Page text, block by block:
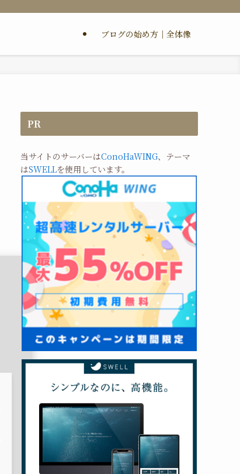
ブログの始め方｜全体像
PR
当サイトのサーバーはConoHaWING、テーマ
はSWELLを使用しています。